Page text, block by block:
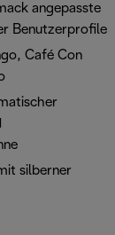
angepasste
Benutzerprofile
Café Con
silberner